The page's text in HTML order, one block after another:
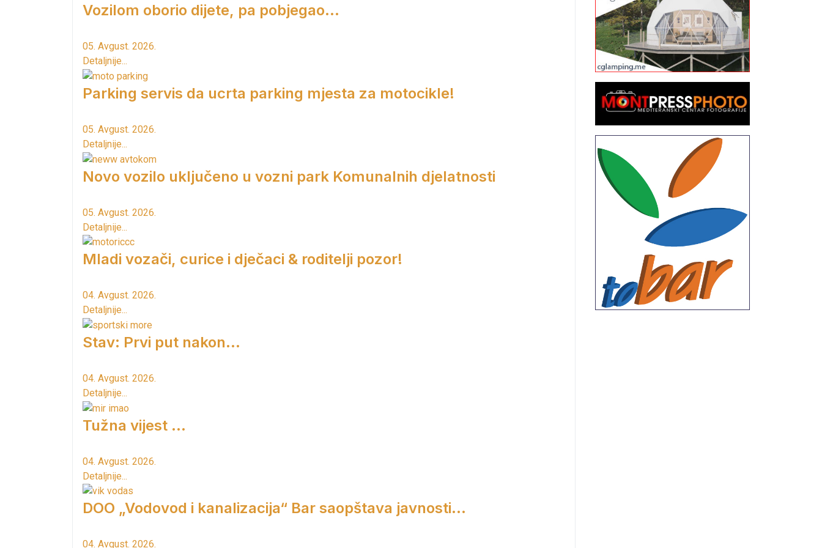
Vozilom oborio dijete, pa pobjegao...
05. Avgust. 2026.
Detaljnije...
Parking servis da ucrta parking mjesta za motocikle!
05. Avgust. 2026.
Detaljnije...
Novo vozilo uključeno u vozni park Komunalnih djelatnosti
05. Avgust. 2026.
Detaljnije...
Mladi vozači, curice i dječaci & roditelji pozor!
04. Avgust. 2026.
Detaljnije...
Stav: Prvi put nakon…
04. Avgust. 2026.
Detaljnije...
Tužna vijest ...
04. Avgust. 2026.
Detaljnije...
DOO „Vodovod i kanalizacija“ Bar saopštava javnosti...
04. Avgust. 2026.